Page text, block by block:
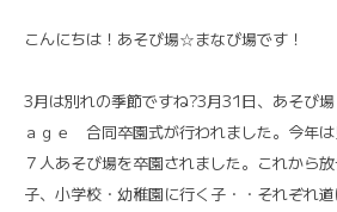
こんにちは！あそび場☆まなび場です！
3月は別れの季節ですね?3月31日、あそび
ａｇｅ 合同卒園式が行われました。今年
７人あそび場を卒園されました。これから
子、小学校・幼稚園に行く子・・それぞれ